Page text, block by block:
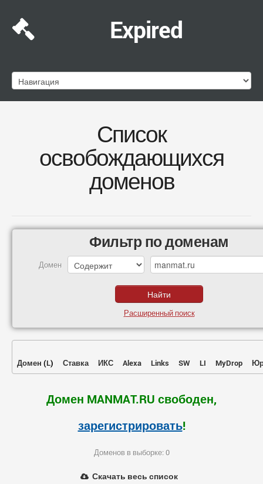
Expired
Список
освобождающихся
доменов
Фильтр по доменам
Домен
Расширенный поиск
Домен (L) Ставка ИКС Alexa Links SW LI MyDrop
Домен MANMAT.RU свободен,
зарегистрировать!
Доменов в выборке: 0
Скачать весь список